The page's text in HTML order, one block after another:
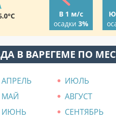
В 1 м/с
осадки 3%
В ВАРЕГЕМЕ ПО
АПРЕЛЬ
ИЮЛЬ
МАЙ
АВГУСТ
ИЮНЬ СЕНТЯБРЬ